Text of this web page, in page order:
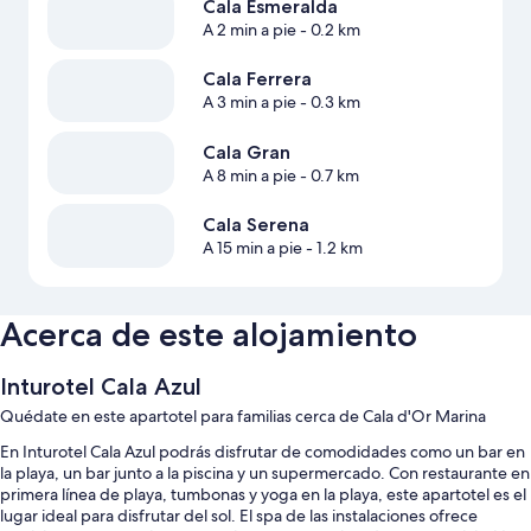
Cala Esmeralda
A 2 min a pie- 0.2 km
Cala Ferrera
A 3 min a pie- 0.3 km
Cala Gran
A 8 min a pie- 0.7 km
Cala Serena
A 15 min a pie- 1.2 km
Acerca de este alojamiento
Inturotel Cala Azul
Quédate en este apartotel para familias cerca de Cala d'Or Marina
En Inturotel Cala Azul podrás disfrutar de comodidades como un bar en
la playa, un bar junto a la piscina y un supermercado. Con restaurante en
primera línea de playa, tumbonas y yoga en la playa, este apartotel es el
lugar ideal para disfrutar del sol. El spa de las instalaciones ofrece